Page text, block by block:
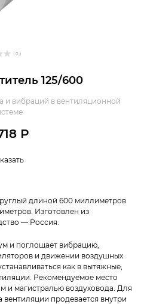
( 0 )
125/600
и вибраций в вентиляционной
Р
длиной 600 миллиметров
Изготовлен из
— Россия.
и поглощает вибрацию,
и движении воздушных
как в вытяжные,
Рекомендуемое место
и магистралью воздуховода. Для
продевается внутри